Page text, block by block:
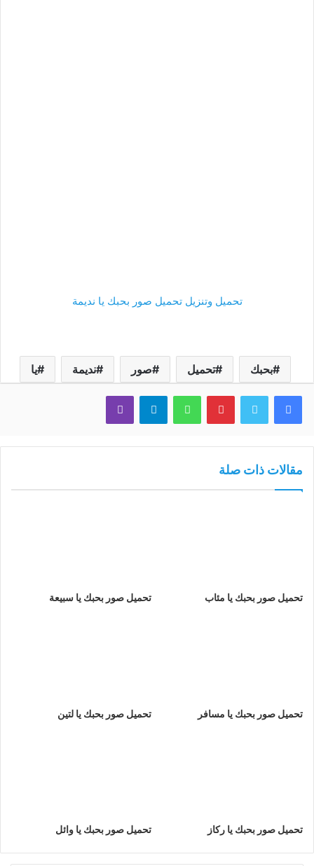
تحميل وتنزيل تحميل صور بحبك يا نديمة
بحبك تحميل صور نديمة يا
فيسبوك تويتر بينتيريستواتساب تيلقرام ڤايبر
مقالات ذات صلة
تحميل صور بحبك يا مئاب تحميل صور بحبك يا سبيعة
تحميل صور بحبك يا مسافر تحميل صور بحبك يا لتين
تحميل صور بحبك يا ركاز تحميل صور بحبك يا وائل